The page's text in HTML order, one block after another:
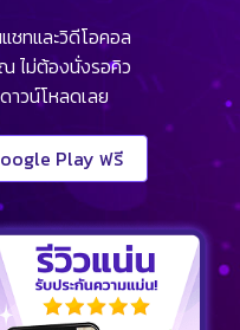
ทและวิดีโอคอล
ไม่ต้องนั่งรอคิว
าวน์โหลดเลย
Play ฟรี